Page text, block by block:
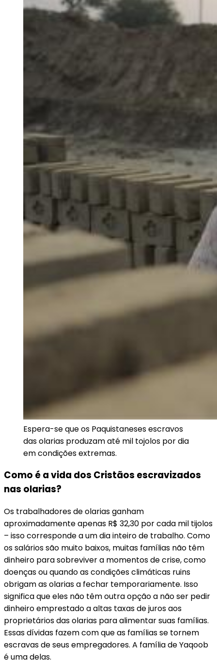
Espera-se que os Paquistaneses escravos
das olarias produzam até mil tojolos por dia
em condições extremas.
Como é a vida dos Cristãos escravizados
nas olarias?
Os trabalhadores de olarias ganham
aproximadamente apenas R$ 32,30 por cada mil tijolos
– isso corresponde a um dia inteiro de trabalho. Como
os salários são muito baixos, muitas famílias não têm
dinheiro para sobreviver a momentos de crise, como
doenças ou quando as condições climáticas ruins
obrigam as olarias a fechar temporariamente. Isso
significa que eles não têm outra opção a não ser pedir
dinheiro emprestado a altas taxas de juros aos
proprietários das olarias para alimentar suas famílias.
Essas dívidas fazem com que as famílias se tornem
escravas de seus empregadores. A família de Yaqoob
é uma delas.